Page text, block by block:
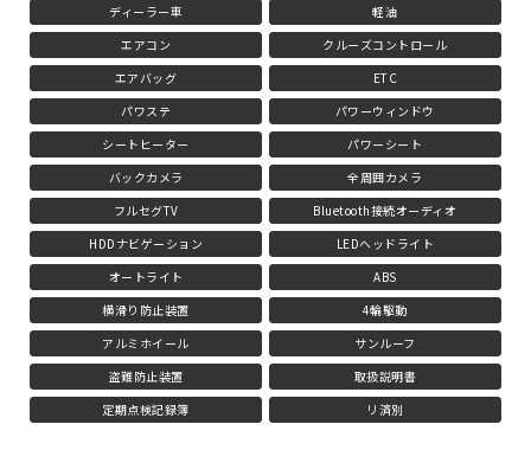
ディーラー車
軽油
エアコン
クルーズコントロール
エアバッグ
ETC
パワステ
パワーウィンドウ
シートヒーター
パワーシート
バックカメラ
全周囲カメラ
フルセグTV
Bluetooth接続オーディオ
HDDナビゲーション
LEDヘッドライト
オートライト
ABS
横滑り防止装置
4輪駆動
アルミホイール
サンルーフ
盗難防止装置
取扱説明書
定期点検記録簿
リ済別